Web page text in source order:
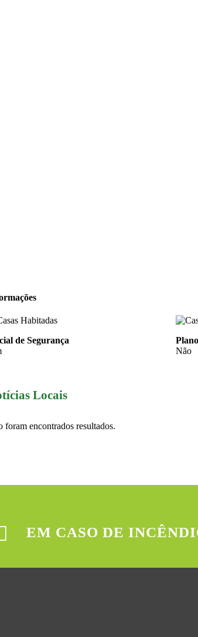
de Segurança
Não
Locais
foram encontrados resultados.
EM CASO DE